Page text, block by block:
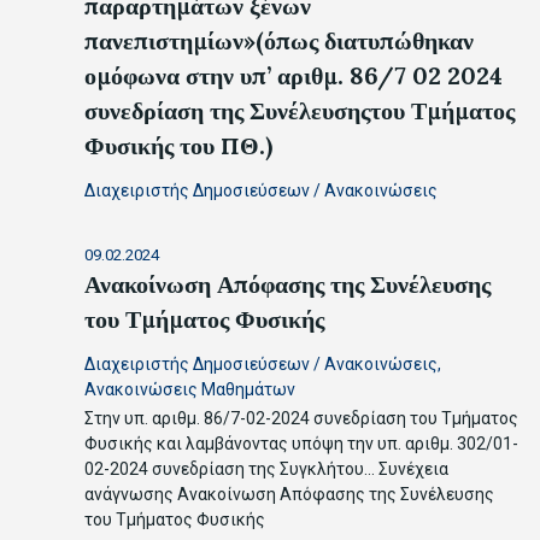
πανεπιστημίων»(όπως διατυπώθηκαν
ομόφωνα στην υπ’ αριθμ. 86/7 02 2024
συνεδρίαση της Συνέλευσηςτου Τμήματος
Φυσικής του ΠΘ.)
Διαχειριστής Δημοσιεύσεων/Ανακοινώσεις
09.02.2024
Ανακοίνωση Απόφασης της Συνέλευσης
του Τμήματος Φυσικής
Διαχειριστής Δημοσιεύσεων/Ανακοινώσεις,
Ανακοινώσεις Μαθημάτων
Στην υπ. αριθμ. 86/7-02-2024 συνεδρίαση του Τμήματος
Φυσικής και λαμβάνοντας υπόψη την υπ. αριθμ. 302/01-
02-2024 συνεδρίαση της Συγκλήτου…Συνέχεια
ανάγνωσης Ανακοίνωση Απόφασης της Συνέλευσης
του Τμήματος Φυσικής